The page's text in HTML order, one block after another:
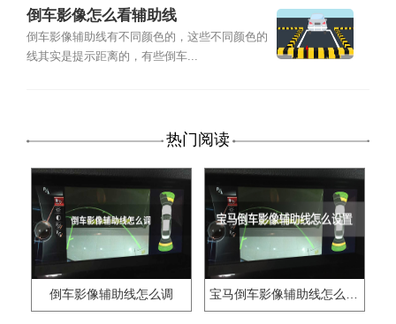
倒车影像怎么看辅助线
倒车影像辅助线有不同颜色的，这些不同颜色的
线其实是提示距离的，有些倒车...
热门阅读
倒车影像辅助线怎么调 宝马倒车影像辅助线怎么设置